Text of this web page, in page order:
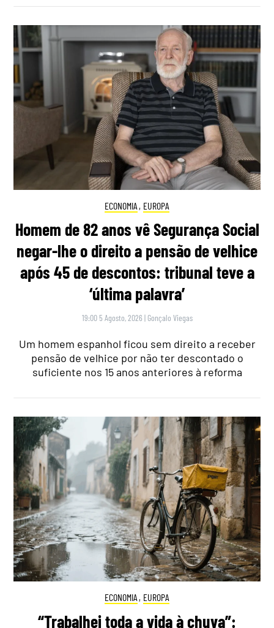
ECONOMIA , EUROPA
Homem de 82 anos vê Segurança Social
negar-lhe o direito a pensão de velhice
após 45 de descontos: tribunal teve a
‘última palavra’
19:00 5 Agosto, 2026 | Gonçalo Viegas
Um homem espanhol ficou sem direito a receber
pensão de velhice por não ter descontado o
suficiente nos 15 anos anteriores à reforma
ECONOMIA , EUROPA
“Trabalhei toda a vida à chuva”: